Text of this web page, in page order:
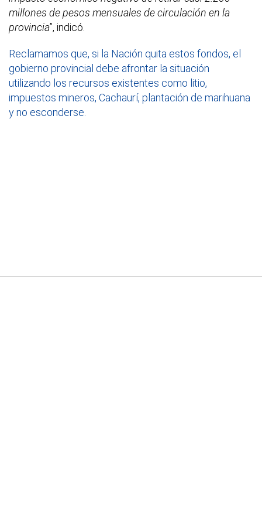
millones de pesos mensuales de circulación en la
provincia”, indicó.
Reclamamos que, si la Nación quita estos fondos, el
gobierno provincial debe afrontar la situación
utilizando los recursos existentes como litio,
impuestos mineros, Cachaurí, plantación de marihuana
y no esconderse.